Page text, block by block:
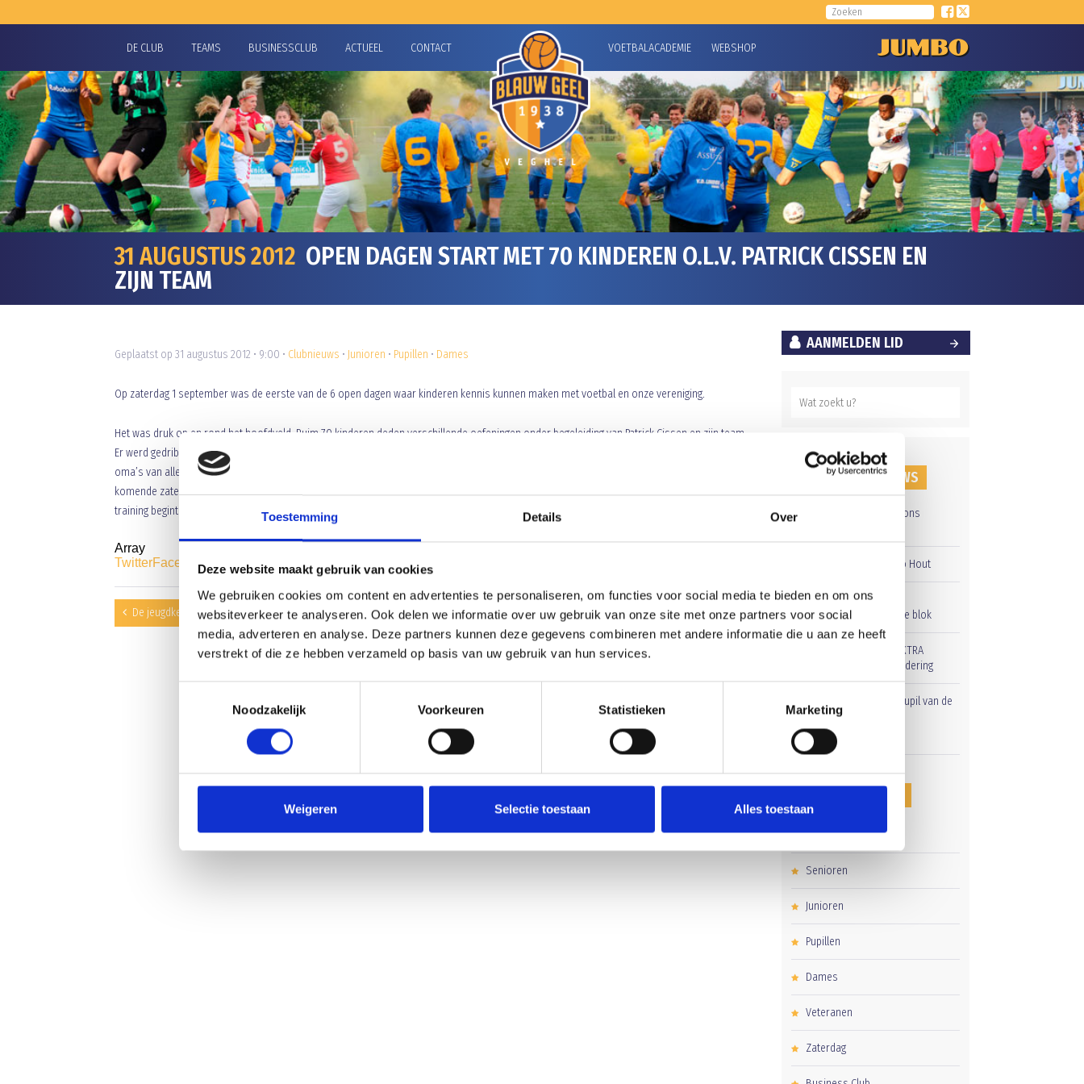
Toestemming Details Over
Deze website maakt gebruik van cookies
We gebruiken cookies om content en advertenties te personaliseren, om functies voor social media te bieden en om ons
websiteverkeer te analyseren. Ook delen we informatie over uw gebruik van onze site met onze partners voor social
media, adverteren en analyse. Deze partners kunnen deze gegevens combineren met andere informatie die u aan ze heeft
verstrekt of die ze hebben verzameld op basis van uw gebruik van hun services.
Noodzakelijk
Voorkeuren Statistieken Marketing
Weigeren Selectie toestaan Alles toestaan
DE CLUB TEAMS BUSINESSCLUB ACTUEEL CONTACT VOETBALACADEMIE WEBSHOP
31 AUGUSTUS 2012 OPEN DAGEN START MET 70 KINDEREN O.L.V. PATRICK CISSEN EN
ZIJN TEAM
Geplaatst op 31 augustus 2012 • 9:00 • Clubnieuws • Junioren • Pupillen • Dames
Op zaterdag 1 september was de eerste van de 6 open dagen waar kinderen kennis kunnen maken met voetbal en onze vereniging.
Het was druk op en rond het hoofdveld. Ruim 70 kinderen deden verschillende oefeningen onder begeleiding van Patrick Cissen en zijn team.
Er werd gedribbeld, gekopt , geschoten en regelmatig gescoord. Langs de lijn genoten de ouders, broertjes, zusjes, vriendjes, opa’s en
oma’s van alle activiteiten. Na afloop was er voor alle kinderen een welverdiende ijsco en Blauw-Geel ’38/JUMBO hoopt van harte dat er de
komende zaterdagen wederom veel voetballiefhebbers aanwezig zullen zijn. De kinderen worden steeds verwacht om 09.45 uur en de
training begint om 10.00 uur. En ben je nog niet geweest: hartelijk welkom vanaf komende zaterdag.
Array
TwitterFacebook WhatsApp
De jeugdkeeper training op woensdag ROFFEL Catering sponsor meisjes E1
AANMELDEN LID
RECENT NIEUWS
Groot onderhoud op ons
Overwinning op Mierlo Hout
Gelijkspel in eerste
oefenwedstrijd tweede blok
Uitnodiging voor de EXTRA
Algemene Ledenvergadering
Word jij de volgende Pupil van de
Week bij BlauwGeel?
Clubnieuws
Senioren
Junioren
Pupillen
Dames
Veteranen
Zaterdag